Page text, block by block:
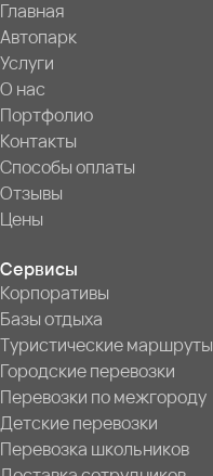
Главная
Автопарк
Услуги
О нас
Портфолио
Контакты
Способы оплаты
Отзывы
Цены
Сервисы
Корпоративы
Базы отдыха
Туристические маршруты
Городские перевозки
Перевозки по межгороду
Детские перевозки
Перевозка школьников